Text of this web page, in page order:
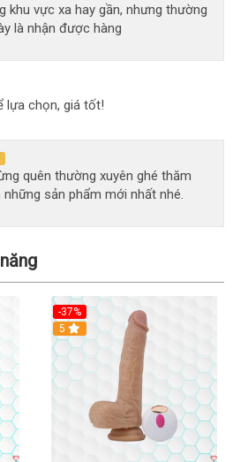
khu vực xa hay gần, nhưng thường
là nhận được hàng
lựa chọn, giá tốt!
quên thường xuyên ghé thăm
sản phẩm mới nhất nhé.
-37%
5